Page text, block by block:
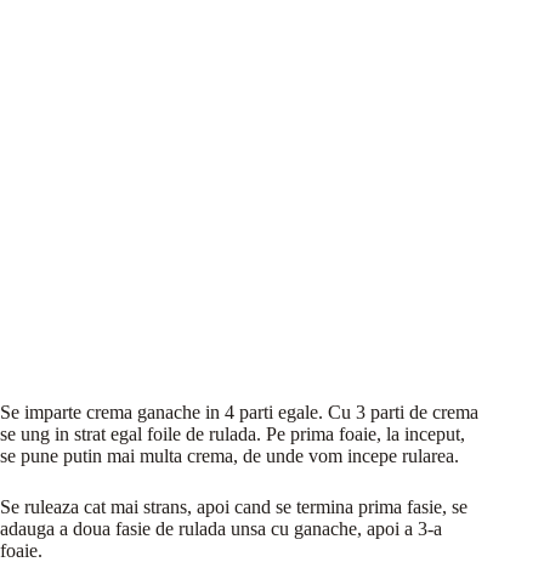
Se imparte crema ganache in 4 parti egale. Cu 3 parti de crema
se ung in strat egal foile de rulada. Pe prima foaie, la inceput,
se pune putin mai multa crema, de unde vom incepe rularea.
Se ruleaza cat mai strans, apoi cand se termina prima fasie, se
adauga a doua fasie de rulada unsa cu ganache, apoi a 3-a
foaie.